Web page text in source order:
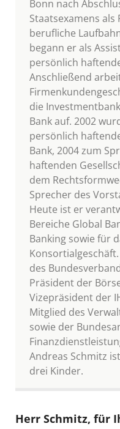
Bonn nach
Staatsexamens als
berufliche
begann er als
persönlich
Anschließend
die
Bank auf. 2002
persönlich
Bank, 2004 zum
haftenden
dem
Sprecher des
Heute ist er
Bereiche Global
Banking sowie für
des
Präsident der
Vizepräsident der
Mitglied des
sowie der
Andreas Schmitz
drei Kinder.
Herr Schmitz, für